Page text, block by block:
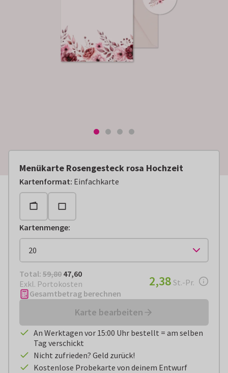
Menükarte Rosengesteck rosa Hochzeit
Kartenformat: Einfachkarte
Kartenmenge:
Total: € 47,60
Total: 59,80 47,60
Exkl. Portokosten
€ 2,38pro Stück
2,38 St.-Pr.
Gesamtbetrag berechnen
Karte bearbeiten
An Werktagen vor 15:00 Uhr bestellt = am selben
Tag verschickt
Nicht zufrieden? Geld zurück!
Kostenlose Probekarte von deinem Entwurf